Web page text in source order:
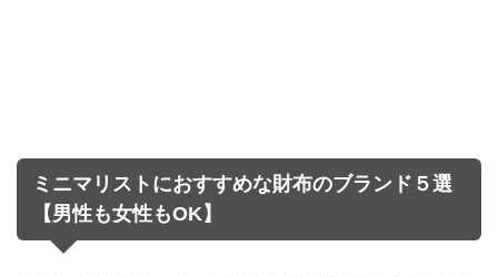
ミニマリストにおすすめな財布のブランド５選
【男性も女性もOK】